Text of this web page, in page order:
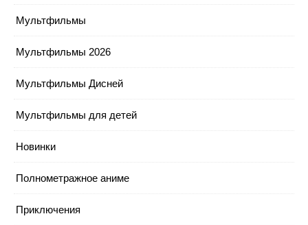
Мультфильмы
Мультфильмы 2026
Мультфильмы Дисней
Мультфильмы для детей
Новинки
Полнометражное аниме
Приключения